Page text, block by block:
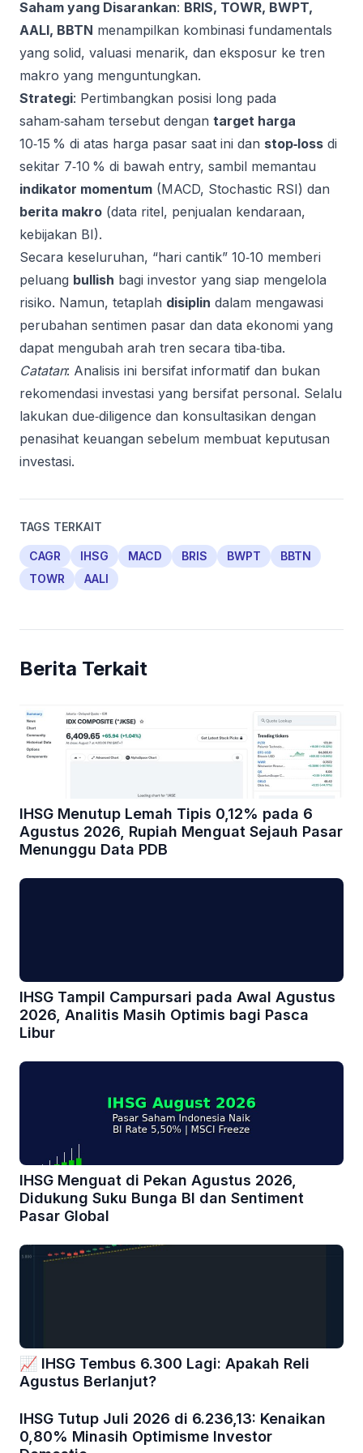
Saham yang Disarankan: BRIS, TOWR, BWPT,
AALI, BBTN menampilkan kombinasi fundamentals
yang solid, valuasi menarik, dan eksposur ke tren
makro yang menguntungkan.
Strategi: Pertimbangkan posisi long pada
saham‑saham tersebut dengan target harga
10‑15 % di atas harga pasar saat ini dan stop‑loss di
sekitar 7‑10 % di bawah entry, sambil memantau
indikator momentum (MACD, Stochastic RSI) dan
berita makro (data ritel, penjualan kendaraan,
kebijakan BI).
Secara keseluruhan, “hari cantik” 10‑10 memberi
peluang bullish bagi investor yang siap mengelola
risiko. Namun, tetaplah disiplin dalam mengawasi
perubahan sentimen pasar dan data ekonomi yang
dapat mengubah arah tren secara tiba‑tiba.
Catatan: Analisis ini bersifat informatif dan bukan
rekomendasi investasi yang bersifat personal. Selalu
lakukan due‑diligence dan konsultasikan dengan
penasihat keuangan sebelum membuat keputusan
investasi.
TAGS TERKAIT
CAGR IHSG MACD BRIS BWPT
BBTN
TOWR
AALI
Berita Terkait
IHSG Menutup Lemah Tipis 0,12% pada 6
Agustus 2026, Rupiah Menguat Sejauh Pasar
Menunggu Data PDB
IHSG Tampil Campursari pada Awal Agustus
2026, Analitis Masih Optimis bagi Pasca
Libur
IHSG Menguat di Pekan Agustus 2026,
Didukung Suku Bunga BI dan Sentiment
Pasar Global
📈 IHSG Tembus 6.300 Lagi: Apakah Reli
Agustus Berlanjut?
IHSG Tutup Juli 2026 di 6.236,13: Kenaikan
0,80% Minasih Optimisme Investor